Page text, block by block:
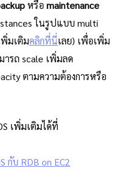
หรือ maintenance
ในรูปแบบ multi
มเติมคลิกที่นี่เลย) เพื่อเพิ่ม
รถ scale เพิ่มลด
ตามความต้องการหรือ
เพิ่มเติมได้ที่
บ RDB on EC2